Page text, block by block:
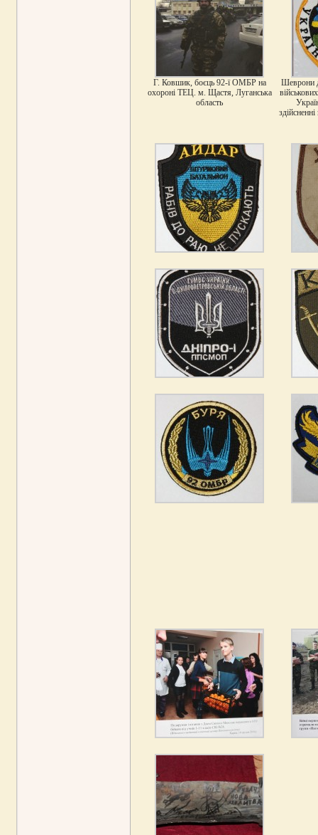
Г. Ковшик, боєць 92-ї ОМБР на
охороні ТЕЦ. м. Щастя, Луганська
область
Шеврони